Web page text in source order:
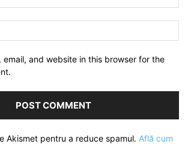
email, and website in this browser for the
Akismet pentru a reduce spamul. Află cum